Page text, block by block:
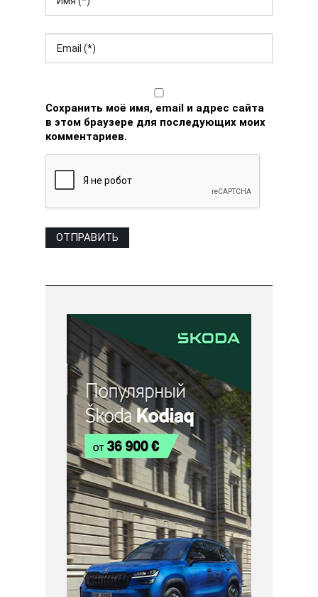
Сохранить моё имя, email и адрес сайта
в этом браузере для последующих моих
комментариев.